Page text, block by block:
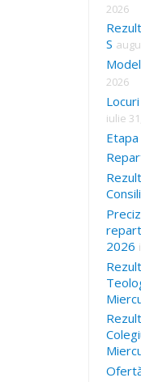
2026
S
2026
iulie
2026